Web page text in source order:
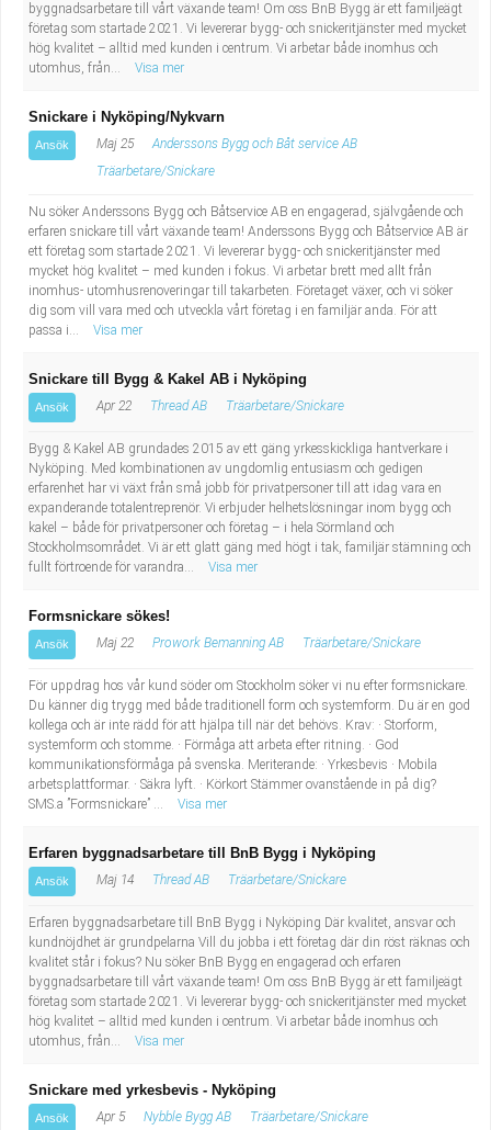
byggnadsarbetare till vårt växande team! Om oss BnB Bygg är ett familjeägt
företag som startade 2021. Vi levererar bygg- och snickeritjänster med mycket
hög kvalitet – alltid med kunden i centrum. Vi arbetar både inomhus och
utomhus, från...
Visa mer
Snickare i Nyköping/Nykvarn
Ansök Maj 25
Anderssons Bygg och Båt service AB
Träarbetare/Snickare
Nu söker Anderssons Bygg och Båtservice AB en engagerad, självgående och
erfaren snickare till vårt växande team! Anderssons Bygg och Båtservice AB är
ett företag som startade 2021. Vi levererar bygg- och snickeritjänster med
mycket hög kvalitet – med kunden i fokus. Vi arbetar brett med allt från
inomhus- utomhusrenoveringar till takarbeten. Företaget växer, och vi söker
dig som vill vara med och utveckla vårt företag i en familjär anda. För att
passa i...
Visa mer
Snickare till Bygg & Kakel AB i Nyköping
Ansök Apr 22 Thread AB Träarbetare/Snickare
Bygg & Kakel AB grundades 2015 av ett gäng yrkesskickliga hantverkare i
Nyköping. Med kombinationen av ungdomlig entusiasm och gedigen
erfarenhet har vi växt från små jobb för privatpersoner till att idag vara en
expanderande totalentreprenör. Vi erbjuder helhetslösningar inom bygg och
kakel – både för privatpersoner och företag – i hela Sörmland och
Stockholmsområdet. Vi är ett glatt gäng med högt i tak, familjär stämning och
fullt förtroende för varandra...
Visa mer
Formsnickare sökes!
Ansök Maj 22 Prowork Bemanning AB Träarbetare/Snickare
För uppdrag hos vår kund söder om Stockholm söker vi nu efter formsnickare.
Du känner dig trygg med både traditionell form och systemform. Du är en god
kollega och är inte rädd för att hjälpa till när det behövs. Krav: · Storform,
systemform och stomme. · Förmåga att arbeta efter ritning. · God
kommunikationsförmåga på svenska. Meriterande: · Yrkesbevis · Mobila
arbetsplattformar. · Säkra lyft. · Körkort Stämmer ovanstående in på dig?
SMS.a ”Formsnickare” ...
Visa mer
Erfaren byggnadsarbetare till BnB Bygg i Nyköping
Ansök Maj 14 Thread AB Träarbetare/Snickare
Erfaren byggnadsarbetare till BnB Bygg i Nyköping Där kvalitet, ansvar och
kundnöjdhet är grundpelarna Vill du jobba i ett företag där din röst räknas och
kvalitet står i fokus? Nu söker BnB Bygg en engagerad och erfaren
byggnadsarbetare till vårt växande team! Om oss BnB Bygg är ett familjeägt
företag som startade 2021. Vi levererar bygg- och snickeritjänster med mycket
hög kvalitet – alltid med kunden i centrum. Vi arbetar både inomhus och
utomhus, från...
Visa mer
Snickare med yrkesbevis - Nyköping
Ansök Apr 5 Nybble Bygg AB Träarbetare/Snickare